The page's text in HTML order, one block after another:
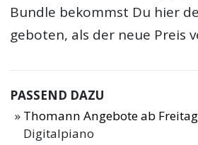
Bundle bekommst Du hier
geboten, als der neue Preis
PASSEND DAZU
Thomann Angebote ab
Digitalpiano